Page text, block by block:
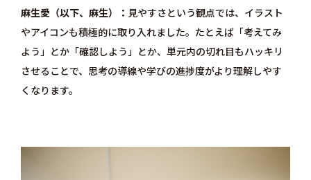
麻生愛（以下、麻生）
見やすさという観点では、イラスト
やアイコンも積極的に取り入れました。たとえば「考えてみ
よう」とか「確認しよう」とか、単元内の切れ目もハッキリ
させることで、思考の導線や学びの進捗度がより理解しやす
くなります。